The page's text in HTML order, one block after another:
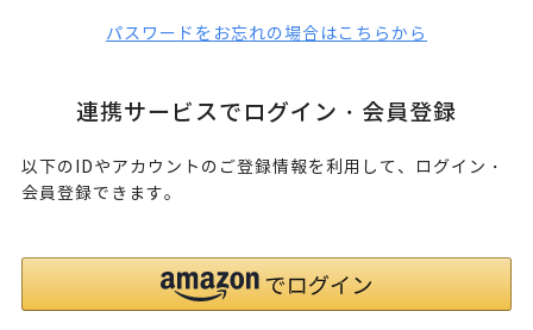
パスワードをお忘れの場合はこちらから
連携サービスでログイン・会員登録
以下のIDやアカウントのご登録情報を利用して、ログイン・
会員登録できます。